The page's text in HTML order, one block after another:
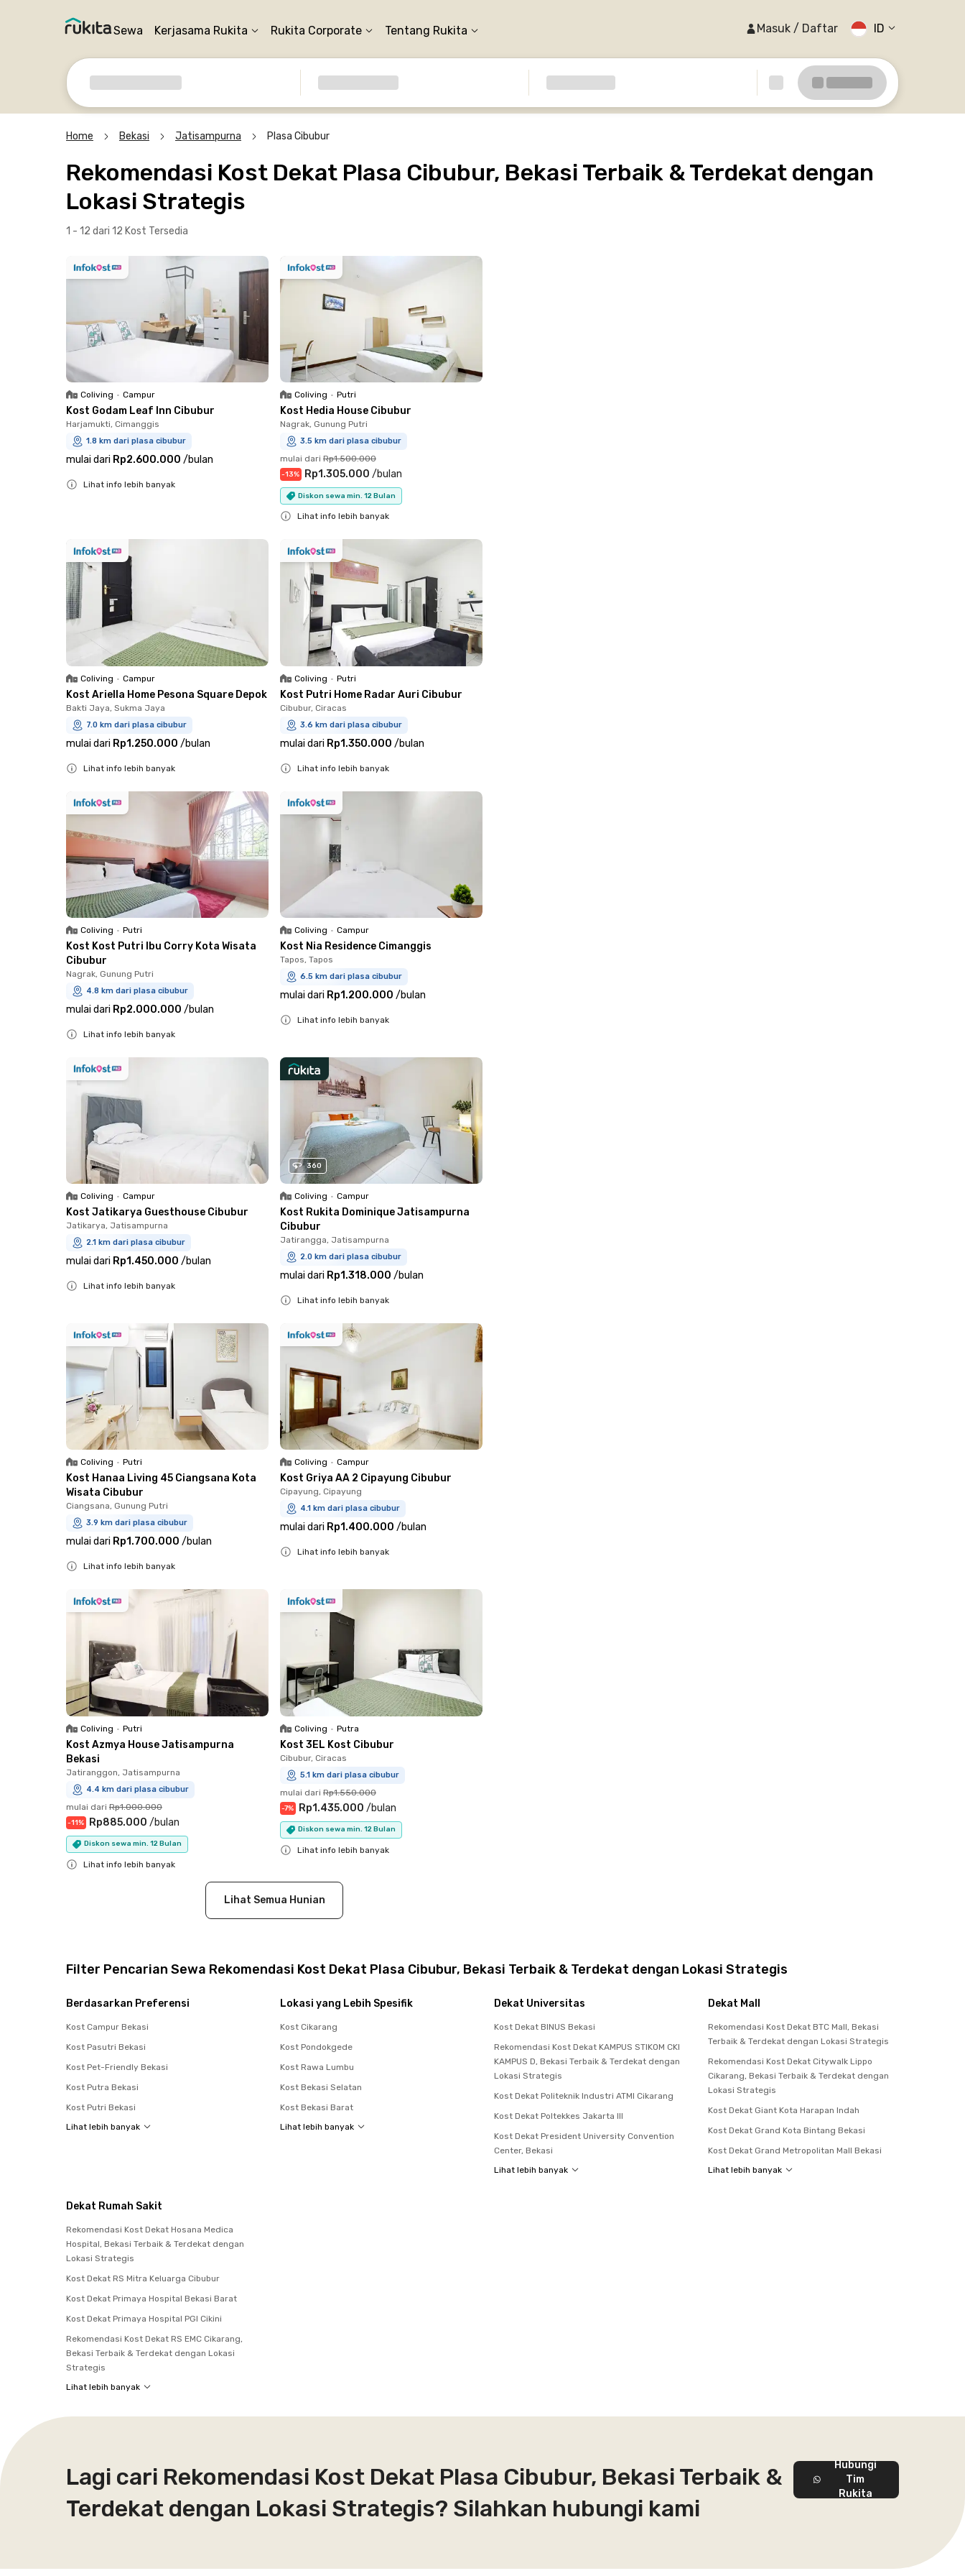
Sewa Kerjasama Rukita Rukita Corporate Tentang Rukita Masuk / Daftar ID
Home Bekasi Jatisampurna Plasa Cibubur
Rekomendasi Kost Dekat Plasa Cibubur, Bekasi Terbaik & Terdekat dengan
Lokasi Strategis
1 - 12 dari 12 Kost Tersedia
Coliving • Campur
Kost Godam Leaf Inn Cibubur
Harjamukti, Cimanggis
1.8 km dari plasa cibubur
mulai dari Rp2.600.000 /bulan
Lihat info lebih banyak
Coliving • Putri
Kost Hedia House Cibubur
Nagrak, Gunung Putri
3.5 km dari plasa cibubur
mulai dari Rp1.500.000
-13% Rp1.305.000 /bulan
Diskon sewa min. 12 Bulan
Lihat info lebih banyak
Coliving • Campur
Kost Ariella Home Pesona Square Depok
Bakti Jaya, Sukma Jaya
7.0 km dari plasa cibubur
mulai dari Rp1.250.000 /bulan
Lihat info lebih banyak
Coliving • Putri
Kost Putri Home Radar Auri Cibubur
Cibubur, Ciracas
3.6 km dari plasa cibubur
mulai dari Rp1.350.000 /bulan
Lihat info lebih banyak
Coliving • Putri
Kost Kost Putri Ibu Corry Kota Wisata
Cibubur
Nagrak, Gunung Putri
4.8 km dari plasa cibubur
mulai dari Rp2.000.000 /bulan
Lihat info lebih banyak
Coliving • Campur
Kost Nia Residence Cimanggis
Tapos, Tapos
6.5 km dari plasa cibubur
mulai dari Rp1.200.000 /bulan
Lihat info lebih banyak
Coliving • Campur
Kost Jatikarya Guesthouse Cibubur
Jatikarya, Jatisampurna
2.1 km dari plasa cibubur
mulai dari Rp1.450.000 /bulan
Lihat info lebih banyak
360
Coliving • Campur
Kost Rukita Dominique Jatisampurna
Cibubur
Jatirangga, Jatisampurna
2.0 km dari plasa cibubur
mulai dari Rp1.318.000 /bulan
Lihat info lebih banyak
Coliving • Putri
Kost Hanaa Living 45 Ciangsana Kota
Wisata Cibubur
Ciangsana, Gunung Putri
3.9 km dari plasa cibubur
mulai dari Rp1.700.000 /bulan
Lihat info lebih banyak
Coliving • Campur
Kost Griya AA 2 Cipayung Cibubur
Cipayung, Cipayung
4.1 km dari plasa cibubur
mulai dari Rp1.400.000 /bulan
Lihat info lebih banyak
Coliving • Putri
Kost Azmya House Jatisampurna
Bekasi
Jatiranggon, Jatisampurna
4.4 km dari plasa cibubur
mulai dari Rp1.000.000
-11% Rp885.000 /bulan
Diskon sewa min. 12 Bulan
Lihat info lebih banyak
Coliving • Putra
Kost 3EL Kost Cibubur
Cibubur, Ciracas
5.1 km dari plasa cibubur
mulai dari Rp1.550.000
-7% Rp1.435.000 /bulan
Diskon sewa min. 12 Bulan
Lihat info lebih banyak
Lihat Semua Hunian
Filter Pencarian Sewa Rekomendasi Kost Dekat Plasa Cibubur, Bekasi Terbaik & Terdekat dengan Lokasi Strategis
Berdasarkan Preferensi
Kost Campur Bekasi
Kost Pasutri Bekasi
Kost Pet-Friendly Bekasi
Kost Putra Bekasi
Kost Putri Bekasi
Lihat lebih banyak
Lokasi yang Lebih Spesifik
Kost Cikarang
Kost Pondokgede
Kost Rawa Lumbu
Kost Bekasi Selatan
Kost Bekasi Barat
Lihat lebih banyak
Dekat Universitas
Kost Dekat BINUS Bekasi
Rekomendasi Kost Dekat KAMPUS STIKOM CKI
KAMPUS D, Bekasi Terbaik & Terdekat dengan
Lokasi Strategis
Kost Dekat Politeknik Industri ATMI Cikarang
Kost Dekat Poltekkes Jakarta III
Kost Dekat President University Convention
Center, Bekasi
Lihat lebih banyak
Dekat Mall
Rekomendasi Kost Dekat BTC Mall, Bekasi
Terbaik & Terdekat dengan Lokasi Strategis
Rekomendasi Kost Dekat Citywalk Lippo
Cikarang, Bekasi Terbaik & Terdekat dengan
Lokasi Strategis
Kost Dekat Giant Kota Harapan Indah
Kost Dekat Grand Kota Bintang Bekasi
Kost Dekat Grand Metropolitan Mall Bekasi
Lihat lebih banyak
Dekat Rumah Sakit
Rekomendasi Kost Dekat Hosana Medica
Hospital, Bekasi Terbaik & Terdekat dengan
Lokasi Strategis
Kost Dekat RS Mitra Keluarga Cibubur
Kost Dekat Primaya Hospital Bekasi Barat
Kost Dekat Primaya Hospital PGI Cikini
Rekomendasi Kost Dekat RS EMC Cikarang,
Bekasi Terbaik & Terdekat dengan Lokasi
Strategis
Lihat lebih banyak
Lagi cari Rekomendasi Kost Dekat Plasa Cibubur, Bekasi Terbaik &
Terdekat dengan Lokasi Strategis? Silahkan hubungi kami
Hubungi
Tim
Rukita